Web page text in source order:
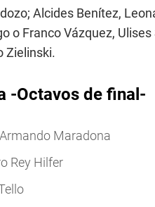
Alcides Benítez,
o Franco Vázquez,
Zielinski.
-Octavos de final-
Maradona
Rey Hilfer